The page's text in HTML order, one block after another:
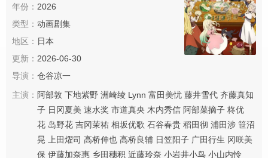
年份： 2026
类型： 动画剧集
地区： 日本
更新： 2026-06-30
导演： 仓谷凉一
主演： 阿部敦 下地紫野 洲崎绫 Lynn 富田美忧 藤井雪代 齐藤真知
子 日冈夏美 速水奖 市道真央 木内秀信 阿部菜摘子 柊优
花 岛野花 吉冈茉祐 相坂优歌 石谷春贵 稻田彻 浦田涉 笹沼
晃
上田燿司 高桥伸也 高桥良辅 日笠阳子 广田行生 冈咲美
保 伊藤加奈惠 乡田穗积 近藤玲奈 小岩井小鸟 小山内怜